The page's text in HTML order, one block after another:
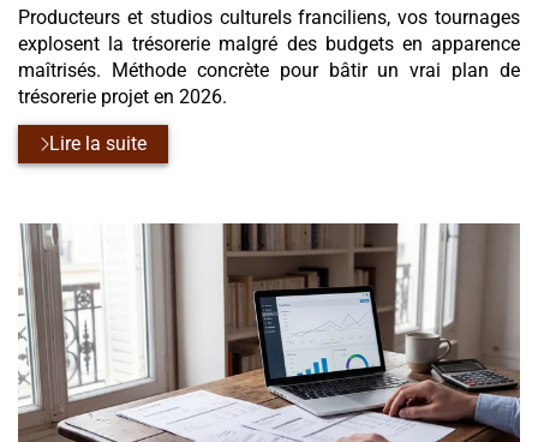
Producteurs et studios culturels franciliens, vos tournages
explosent la trésorerie malgré des budgets en apparence
maîtrisés. Méthode concrète pour bâtir un vrai plan de
trésorerie projet en 2026.
Lire la suite